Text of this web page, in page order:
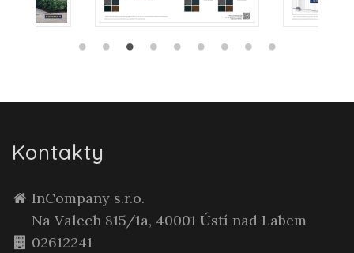
Kontakty
InCompany s.r.o.
Na Valech 815/1a, 40001 Ústí nad Labem
02612241